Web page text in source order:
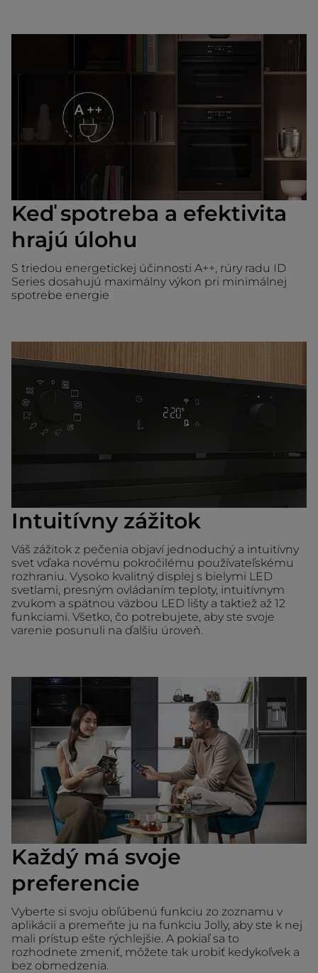
Keď spotreba a efektivita
hrajú úlohu
S triedou energetickej účinnosti A++, rúry radu ID
Series dosahujú maximálny výkon pri minimálnej
spotrebe energie
Intuitívny zážitok
Váš zážitok z pečenia objaví jednoduchý a intuitívny
svet vďaka novému pokročilému používateľskému
rozhraniu. Vysoko kvalitný displej s bielymi LED
svetlami, presným ovládaním teploty, intuitívnym
zvukom a spätnou väzbou LED lišty a taktiež až 12
funkciami. Všetko, čo potrebujete, aby ste svoje
varenie posunuli na ďalšiu úroveň.
Každý má svoje
preferencie
Vyberte si svoju obľúbenú funkciu zo zoznamu v
aplikácii a premeňte ju na funkciu Jolly, aby ste k nej
mali prístup ešte rýchlejšie. A pokiaľ sa to
rozhodnete zmeniť, môžete tak urobiť kedykoľvek a
bez obmedzenia.